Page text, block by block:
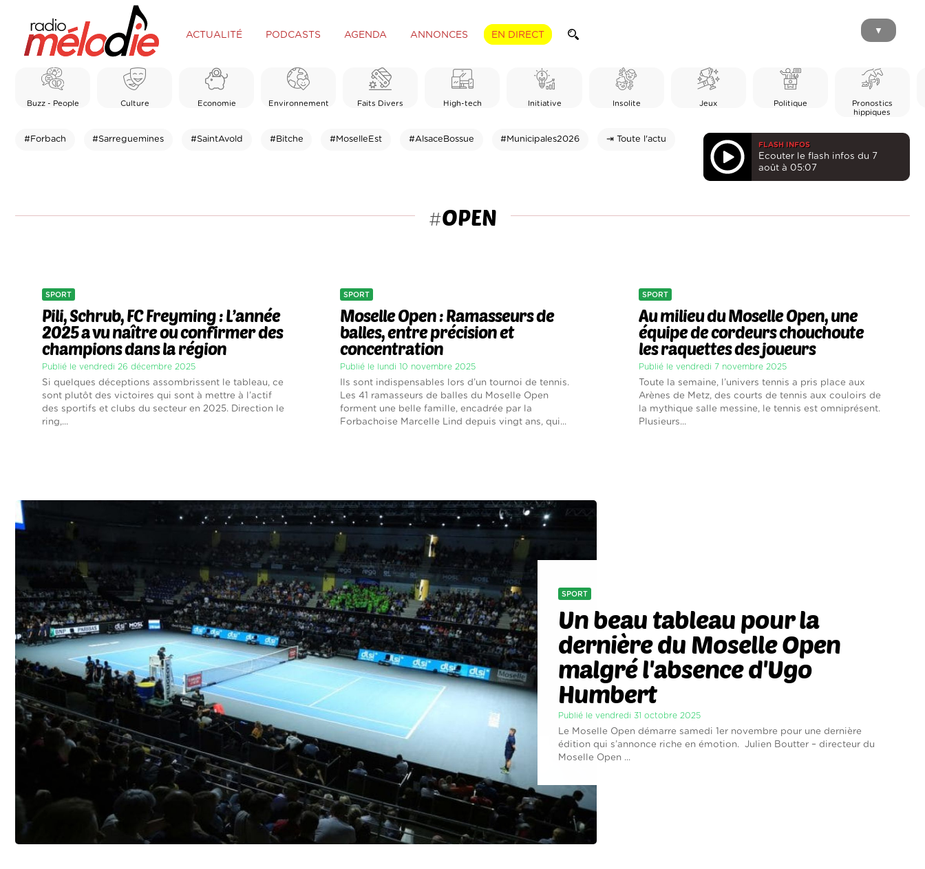
ACTUALITÉ PODCASTS AGENDA ANNONCES EN DIRECT ▼
Buzz - People Culture Economie Environnement Faits Divers High-tech Initiative Insolite Jeux Politique
Pronostics
hippiques
#Forbach #Sarreguemines #SaintAvold #Bitche #MoselleEst #AlsaceBossue #Municipales2026 ⇥ Toute l'actu
FLASH INFOS
Ecouter le flash infos du 7
août à 05:07
#OPEN
SPORT
Pili, Schrub, FC Freyming : L’année
2025 a vu naître ou confirmer des
champions dans la région
Publié le vendredi 26 décembre 2025
Si quelques déceptions assombrissent le tableau, ce
sont plutôt des victoires qui sont à mettre à l’actif
des sportifs et clubs du secteur en 2025. Direction le
ring,...
SPORT
Moselle Open : Ramasseurs de
balles, entre précision et
concentration
Publié le lundi 10 novembre 2025
Ils sont indispensables lors d’un tournoi de tennis.
Les 41 ramasseurs de balles du Moselle Open
forment une belle famille, encadrée par la
Forbachoise Marcelle Lind depuis vingt ans, qui...
SPORT
Au milieu du Moselle Open, une
équipe de cordeurs chouchoute
les raquettes des joueurs
Publié le vendredi 7 novembre 2025
Toute la semaine, l’univers tennis a pris place aux
Arènes de Metz, des courts de tennis aux couloirs de
la mythique salle messine, le tennis est omniprésent.
Plusieurs...
SPORT
Un beau tableau pour la
dernière du Moselle Open
malgré l'absence d'Ugo
Humbert
Publié le vendredi 31 octobre 2025
Le Moselle Open démarre samedi 1er novembre pour une dernière
édition qui s’annonce riche en émotion. Julien Boutter – directeur du
Moselle Open ...